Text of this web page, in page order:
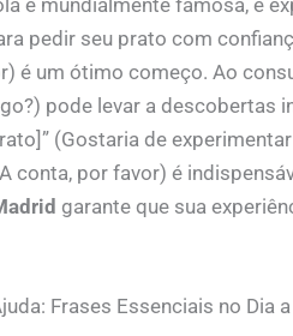
é mundialmente famosa, e
pedir seu prato com
é um ótimo começo. Ao
pode levar a descobertas
(Gostaria de
conta, por favor) é
garante que sua
Frases Essenciais no Dia a